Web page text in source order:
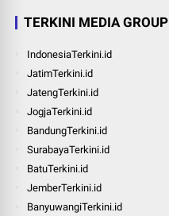
TERKINI MEDIA GROUP
IndonesiaTerkini.id
JatimTerkini.id
JatengTerkini.id
JogjaTerkini.id
BandungTerkini.id
SurabayaTerkini.id
BatuTerkini.id
JemberTerkini.id
BanyuwangiTerkini.id